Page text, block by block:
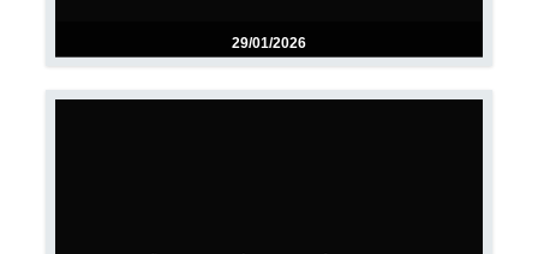
29/01/2026